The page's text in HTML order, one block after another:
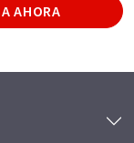
AHORA